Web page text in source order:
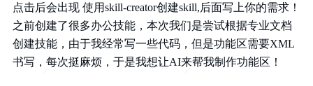
点击后会出现 使用skill-creator创建skill,后面写上你的需求！
之前创建了很多办公技能，本次我们是尝试根据专业文档
创建技能，由于我经常写一些代码，但是功能区需要XML
书写，每次挺麻烦，于是我想让AI来帮我制作功能区！